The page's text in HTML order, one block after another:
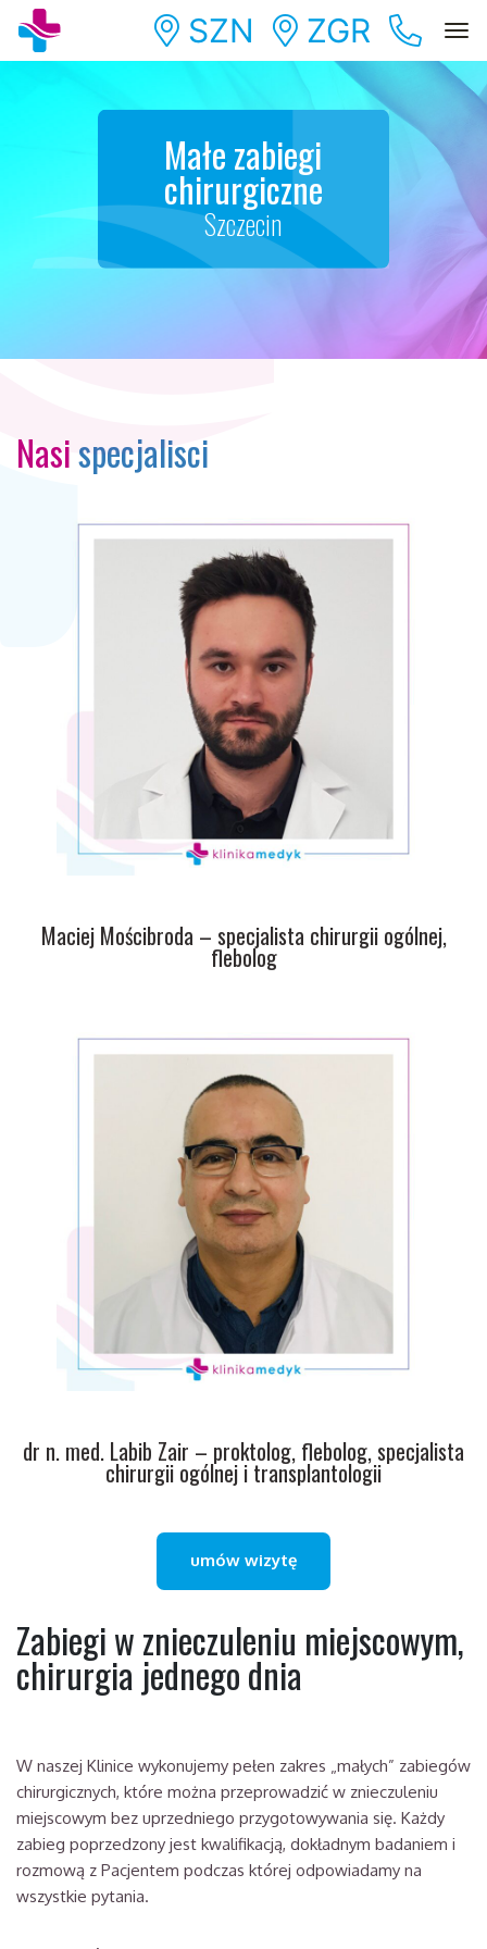
SZN ZGR
Małe zabiegi
chirurgiczne
Szczecin
Nasispecjalisci
Maciej Mościbroda – specjalista chirurgii ogólnej,
flebolog
dr n. med. Labib Zair – proktolog, flebolog, specjalista
chirurgii ogólnej i transplantologii
umów wizytę
Zabiegi w znieczuleniu miejscowym,
chirurgia jednego dnia
W naszej Klinice wykonujemy pełen zakres „małych” zabiegów
chirurgicznych, które można przeprowadzić w znieczuleniu
miejscowym bez uprzedniego przygotowywania się. Każdy
zabieg poprzedzony jest kwalifikacją, dokładnym badaniem i
rozmową z Pacjentem podczas której odpowiadamy na
wszystkie pytania.